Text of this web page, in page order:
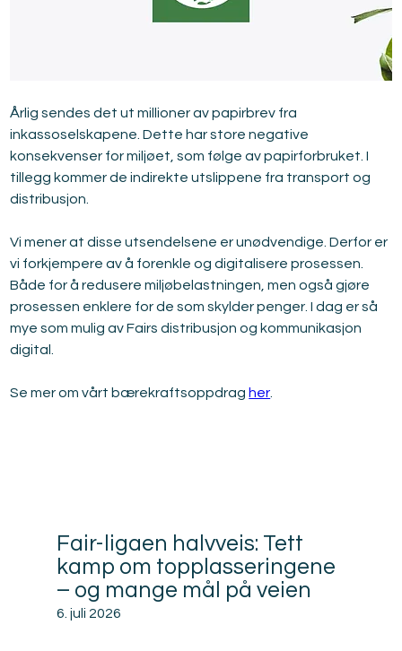
Årlig sendes det ut millioner av papirbrev fra
inkassoselskapene. Dette har store negative
konsekvenser for miljøet, som følge av papirforbruket. I
tillegg kommer de indirekte utslippene fra transport og
distribusjon.
Vi mener at disse utsendelsene er unødvendige. Derfor er
vi forkjempere av å forenkle og digitalisere prosessen.
Både for å redusere miljøbelastningen, men også gjøre
prosessen enklere for de som skylder penger. I dag er så
mye som mulig av Fairs distribusjon og kommunikasjon
digital.
Se mer om vårt bærekraftsoppdrag her.
Fair-ligaen halvveis: Tett
kamp om topplasseringene
– og mange mål på veien
6. juli 2026